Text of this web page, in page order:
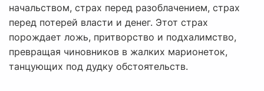
начальством, страх перед разоблачением, страх
перед потерей власти и денег. Этот страх
порождает ложь, притворство и подхалимство,
превращая чиновников в жалких марионеток,
танцующих под дудку обстоятельств.